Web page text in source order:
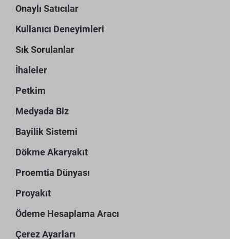
Onaylı Satıcılar
Kullanıcı Deneyimleri
Sık Sorulanlar
İhaleler
Petkim
Medyada Biz
Bayilik Sistemi
Dökme Akaryakıt
Proemtia Dünyası
Proyakıt
Ödeme Hesaplama Aracı
Çerez Ayarları